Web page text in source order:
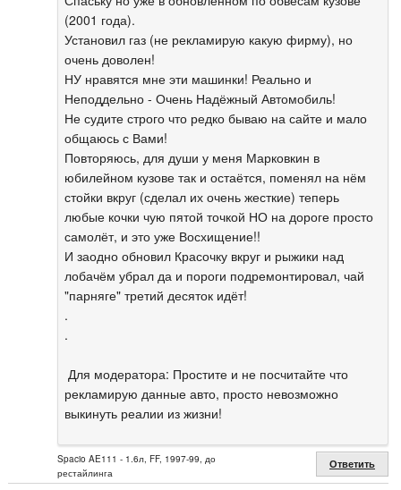
(2001 года).
Установил газ (не рекламирую какую фирму), но
очень доволен!
НУ нравятся мне эти машинки! Реально и
Неподдельно - Очень Надёжный Автомобиль!
Не судите строго что редко бываю на сайте и мало
общаюсь с Вами!
Повторяюсь, для души у меня Марковкин в
юбилейном кузове так и остаётся, поменял на нём
стойки вкруг (сделал их очень жесткие) теперь
любые кочки чую пятой точкой НО на дороге просто
самолёт, и это уже Восхищение!!
И заодно обновил Красочку вкруг и рыжики над
лобачём убрал да и пороги подремонтировал, чай
"парняге" третий десяток идёт!
.
.
Для модератора: Простите и не посчитайте что
рекламирую данные авто, просто невозможно
выкинуть реалии из жизни!
Spacio AE111 - 1.6л, FF, 1997-99, до
рестайлинга
Ответить